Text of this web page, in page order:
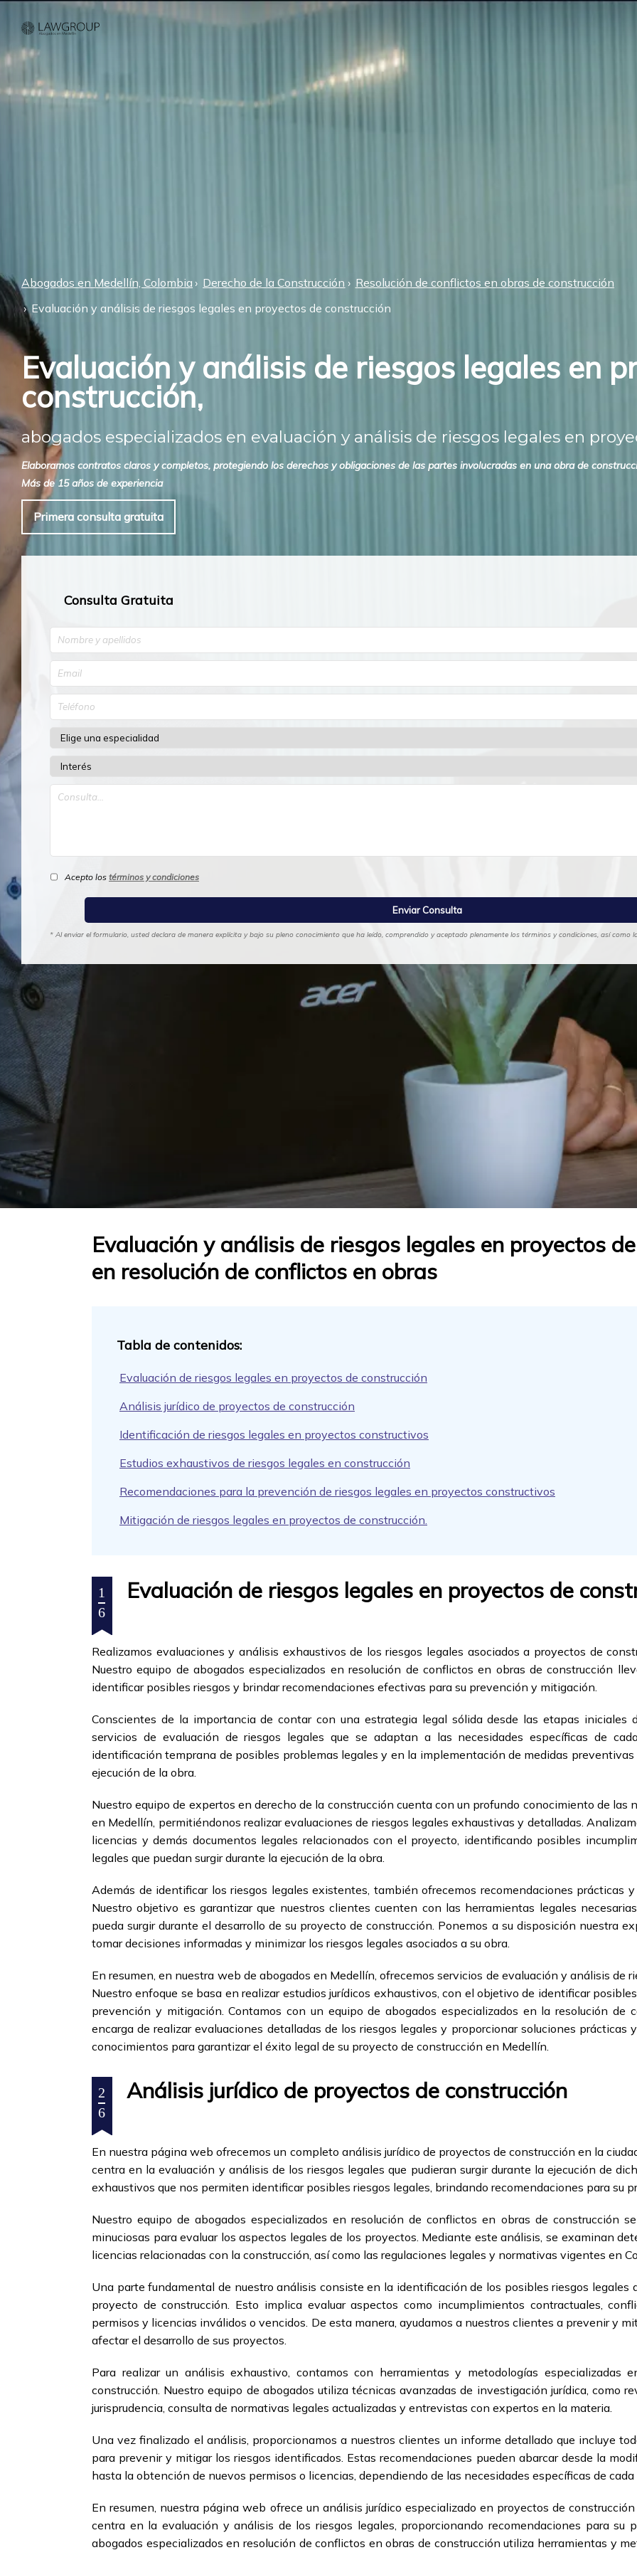
Abogados en Medellín, Colombia Derecho de la Construcción
Resolución de conflictos en obras de construcción
Evaluación y análisis de riesgos legales en proyectos de construcción
Evaluación y análisis de riesgos legales en
construcción,
abogados especializados en evaluación y análisis de riesgos legales en
Elaboramos contratos claros y completos, protegiendo los derechos y obligaciones de las partes involucradas en una obra de
Más de 15 años de experiencia
Primera consulta gratuita
Consulta Gratuita
Acepto los términos y condiciones
* Al enviar el formulario, usted declara de manera explícita y bajo su pleno conocimiento que ha leído, comprendido y aceptado plenamente los términos y condiciones, así como
Evaluación y análisis de riesgos legales en proyectos
en resolución de conflictos en obras
Evaluación de riesgos legales en proyectos de construcción
Análisis jurídico de proyectos de construcción
Identificación de riesgos legales en proyectos constructivos
Estudios exhaustivos de riesgos legales en construcción
Recomendaciones para la prevención de riesgos legales en proyectos constructivos
Mitigación de riesgos legales en proyectos de construcción.
1
6
Evaluación de riesgos legales en proyectos de
Realizamos evaluaciones y análisis exhaustivos de los riesgos legales asociados a proyectos de
Nuestro equipo de abogados especializados en resolución de conflictos en obras de construcción
identificar posibles riesgos y brindar recomendaciones efectivas para su prevención y mitigación.
Conscientes de la importancia de contar con una estrategia legal sólida desde las etapas iniciales
servicios de evaluación de riesgos legales que se adaptan a las necesidades específicas de
identificación temprana de posibles problemas legales y en la implementación de medidas
ejecución de la obra.
Nuestro equipo de expertos en derecho de la construcción cuenta con un profundo conocimiento de las
en Medellín, permitiéndonos realizar evaluaciones de riesgos legales exhaustivas y detalladas.
licencias y demás documentos legales relacionados con el proyecto, identificando posibles
legales que puedan surgir durante la ejecución de la obra.
Además de identificar los riesgos legales existentes, también ofrecemos recomendaciones prácticas
Nuestro objetivo es garantizar que nuestros clientes cuenten con las herramientas legales
pueda surgir durante el desarrollo de su proyecto de construcción. Ponemos a su disposición nuestra
tomar decisiones informadas y minimizar los riesgos legales asociados a su obra.
En resumen, en nuestra web de abogados en Medellín, ofrecemos servicios de evaluación y análisis de
Nuestro enfoque se basa en realizar estudios jurídicos exhaustivos, con el objetivo de identificar
prevención y mitigación. Contamos con un equipo de abogados especializados en la resolución de
encarga de realizar evaluaciones detalladas de los riesgos legales y proporcionar soluciones
conocimientos para garantizar el éxito legal de su proyecto de construcción en Medellín.
2
6
Análisis jurídico de proyectos de construcción
En nuestra página web ofrecemos un completo análisis jurídico de proyectos de construcción en la
centra en la evaluación y análisis de los riesgos legales que pudieran surgir durante la ejecución de
exhaustivos que nos permiten identificar posibles riesgos legales, brindando recomendaciones para su
Nuestro equipo de abogados especializados en resolución de conflictos en obras de construcción
minuciosas para evaluar los aspectos legales de los proyectos. Mediante este análisis, se examinan
licencias relacionadas con la construcción, así como las regulaciones legales y normativas vigentes en
Una parte fundamental de nuestro análisis consiste en la identificación de los posibles riesgos legales
proyecto de construcción. Esto implica evaluar aspectos como incumplimientos contractuales,
permisos y licencias inválidos o vencidos. De esta manera, ayudamos a nuestros clientes a prevenir y
afectar el desarrollo de sus proyectos.
Para realizar un análisis exhaustivo, contamos con herramientas y metodologías especializadas
construcción. Nuestro equipo de abogados utiliza técnicas avanzadas de investigación jurídica, como
jurisprudencia, consulta de normativas legales actualizadas y entrevistas con expertos en la materia.
Una vez finalizado el análisis, proporcionamos a nuestros clientes un informe detallado que incluye
para prevenir y mitigar los riesgos identificados. Estas recomendaciones pueden abarcar desde la
hasta la obtención de nuevos permisos o licencias, dependiendo de las necesidades específicas de
En resumen, nuestra página web ofrece un análisis jurídico especializado en proyectos de
centra en la evaluación y análisis de los riesgos legales, proporcionando recomendaciones para su
abogados especializados en resolución de conflictos en obras de construcción utiliza herramientas y